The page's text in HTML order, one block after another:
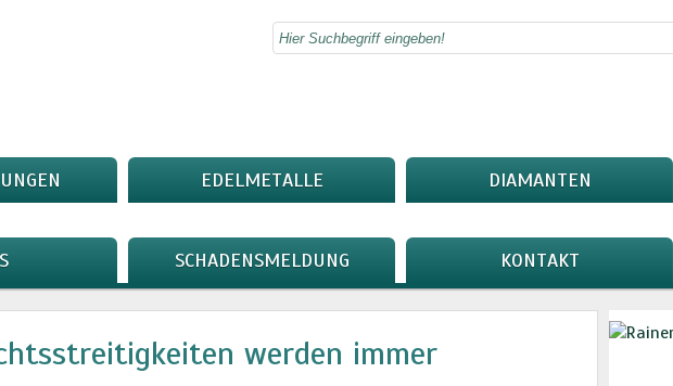
EDELMETALLE DIAMANTEN
SCHADENSMELDUNG KONTAKT
werden immer